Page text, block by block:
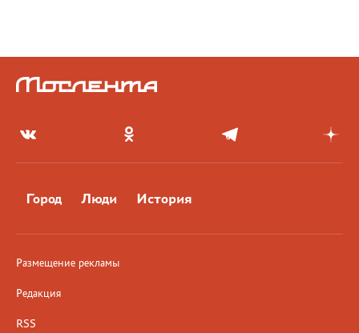
Город Люди История
Размещение рекламы
Редакция
RSS